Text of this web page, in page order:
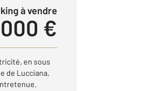
à vendre
000 €
en sous
de Lucciana,